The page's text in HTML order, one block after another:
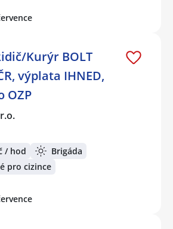
Kurýr BOLT
výplata IHNED,
OZP
/ hod
Brigáda
pro cizince